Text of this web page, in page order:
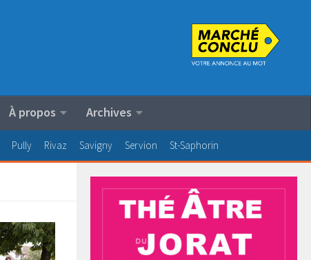
À propos Archives
Pully Rivaz Savigny Servion St-Saphorin